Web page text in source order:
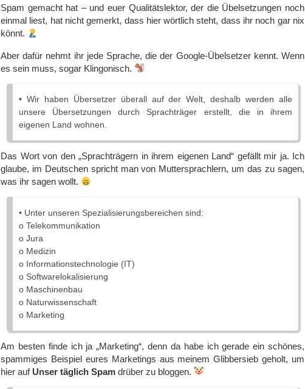
Spam gemacht hat – und euer Qualitätslektor, der die Übelsetzungen noch
einmal liest, hat nicht gemerkt, dass hier wörtlich steht, dass ihr noch gar nix
könnt.
Aber dafür nehmt ihr jede Sprache, die der Google-Übelsetzer kennt. Wenn
es sein muss, sogar Klingonisch.
• Wir haben Übersetzer überall auf der Welt, deshalb werden alle
unsere Übersetzungen durch Sprachträger erstellt, die in ihrem
eigenen Land wohnen.
Das Wort von den „Sprachträgern in ihrem eigenen Land“ gefällt mir ja. Ich
glaube, im Deutschen spricht man von Muttersprachlern, um das zu sagen,
was ihr sagen wollt.
• Unter unseren Spezialisierungsbereichen sind:
o Telekommunikation
o Jura
o Medizin
o Informationstechnologie (IT)
o Softwarelokalisierung
o Maschinenbau
o Naturwissenschaft
o Marketing
Am besten finde ich ja „Marketing“, denn da habe ich gerade ein schönes,
spammiges Beispiel eures Marketings aus meinem Glibbersieb geholt, um
hier auf Unser täglich Spam drüber zu bloggen.